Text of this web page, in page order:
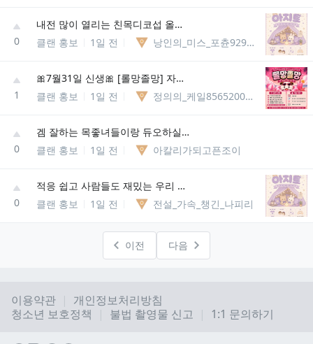
0
내전 많이 열리는 친목디코섭 올래요?
클랜 홍보
1일 전 낭인의_미스_포츈92901507736
1
🎀7월31일 신생🎀 [롤망졸망] 자랭위주 클랜💗!!@
클랜 홍보
1일 전 정의의_케일85652008146929
0
겜 잘하는 목좋녀들이랑 듀오하실분
클랜 홍보
1일 전 아칼리가되고픈조이
0
적응 쉽고 사람들도 재밌는 우리 디코섭 올 사람 !
클랜 홍보
1일 전 전설_가속_챙긴_나피리
이전 다음
이용약관
개인정보처리방침
청소년 보호정책
불법 촬영물 신고 1:1 문의하기